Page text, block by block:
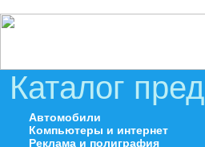
Каталог
Автомобили
Компьютеры и интернет
Реклама и полиграфия